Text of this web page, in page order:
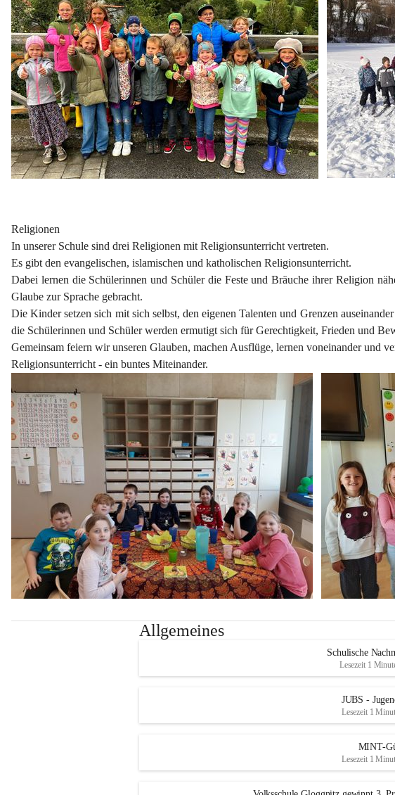
Religionen
In unserer Schule sind drei Religionen mit Religionsunterricht vertreten.
Es gibt den evangelischen, islamischen und katholischen Religionsunterricht.
Dabei lernen die Schülerinnen und Schüler die Feste und Bräuche ihrer Religion
Glaube zur Sprache gebracht.
Die Kinder setzen sich mit sich selbst, den eigenen Talenten und Grenzen
die Schülerinnen und Schüler werden ermutigt sich für Gerechtigkeit, Frieden und
Gemeinsam feiern wir unseren Glauben, machen Ausflüge, lernen voneinander und
Religionsunterricht - ein buntes Miteinander.
Allgemeines
Schulische
Lesezeit 1
JUBS -
Lesezeit 1
MINT-
Lesezeit 1